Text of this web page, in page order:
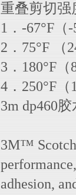
重叠剪切强
1．-67°F（
2．75°F （
3．180°F（
4．250°F（
3m dp460
3M™
adhesion,